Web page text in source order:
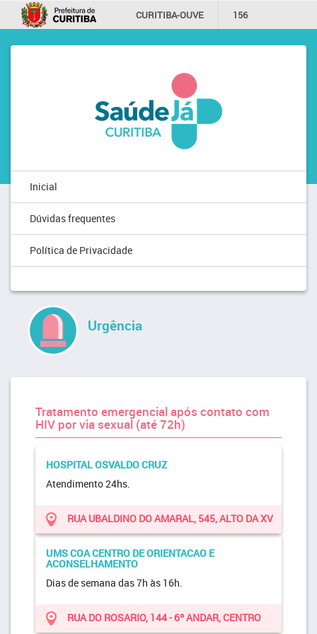
CURITIBA-OUVE 156
INFORMAÇÃO SECRETARIAS
Inicial
Dúvidas frequentes
Política de Privacidade
Urgência
Tratamento emergencial após contato com
HIV por via sexual (até 72h)
HOSPITAL OSVALDO CRUZ
Atendimento 24hs.
RUA UBALDINO DO AMARAL, 545, ALTO DA XV
UMS COA CENTRO DE ORIENTACAO E
ACONSELHAMENTO
Dias de semana das 7h às 16h.
RUA DO ROSARIO, 144 - 6º ANDAR, CENTRO